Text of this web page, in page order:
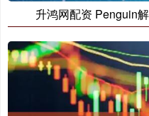
升鸿网配资 Penguin